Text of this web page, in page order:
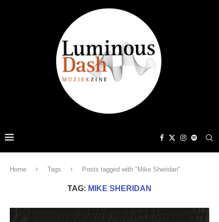
Home Tags Posts tagged with "Mike Sheridan"
TAG: MIKE SHERIDAN